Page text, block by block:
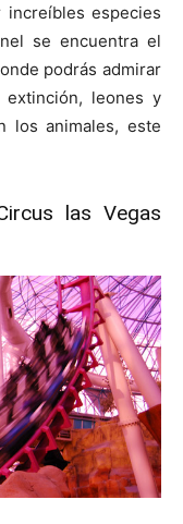
increíbles especies
se encuentra el
podrás admirar
leones y
los animales, este
las Vegas